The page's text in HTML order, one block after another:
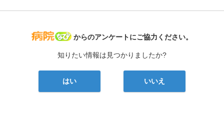
病院なび
からのアンケートにご協力ください。
知りたい情報は見つかりましたか?
はい いいえ